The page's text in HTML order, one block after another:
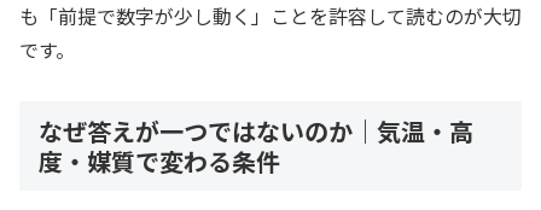
も「前提で数字が少し動く」ことを許容して読むのが大切
です。
なぜ答えが一つではないのか｜気温・高
度・媒質で変わる条件